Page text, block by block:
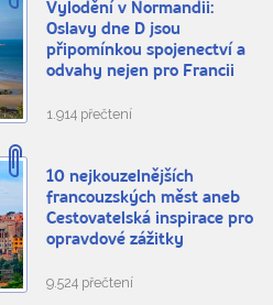
Vylodění v Normandii:
Oslavy dne D jsou
připomínkou spojenectví a
odvahy nejen pro Francii
1.914 přečtení
10 nejkouzelnějších
francouzských měst aneb
Cestovatelská inspirace pro
opravdové zážitky
9.524 přečtení